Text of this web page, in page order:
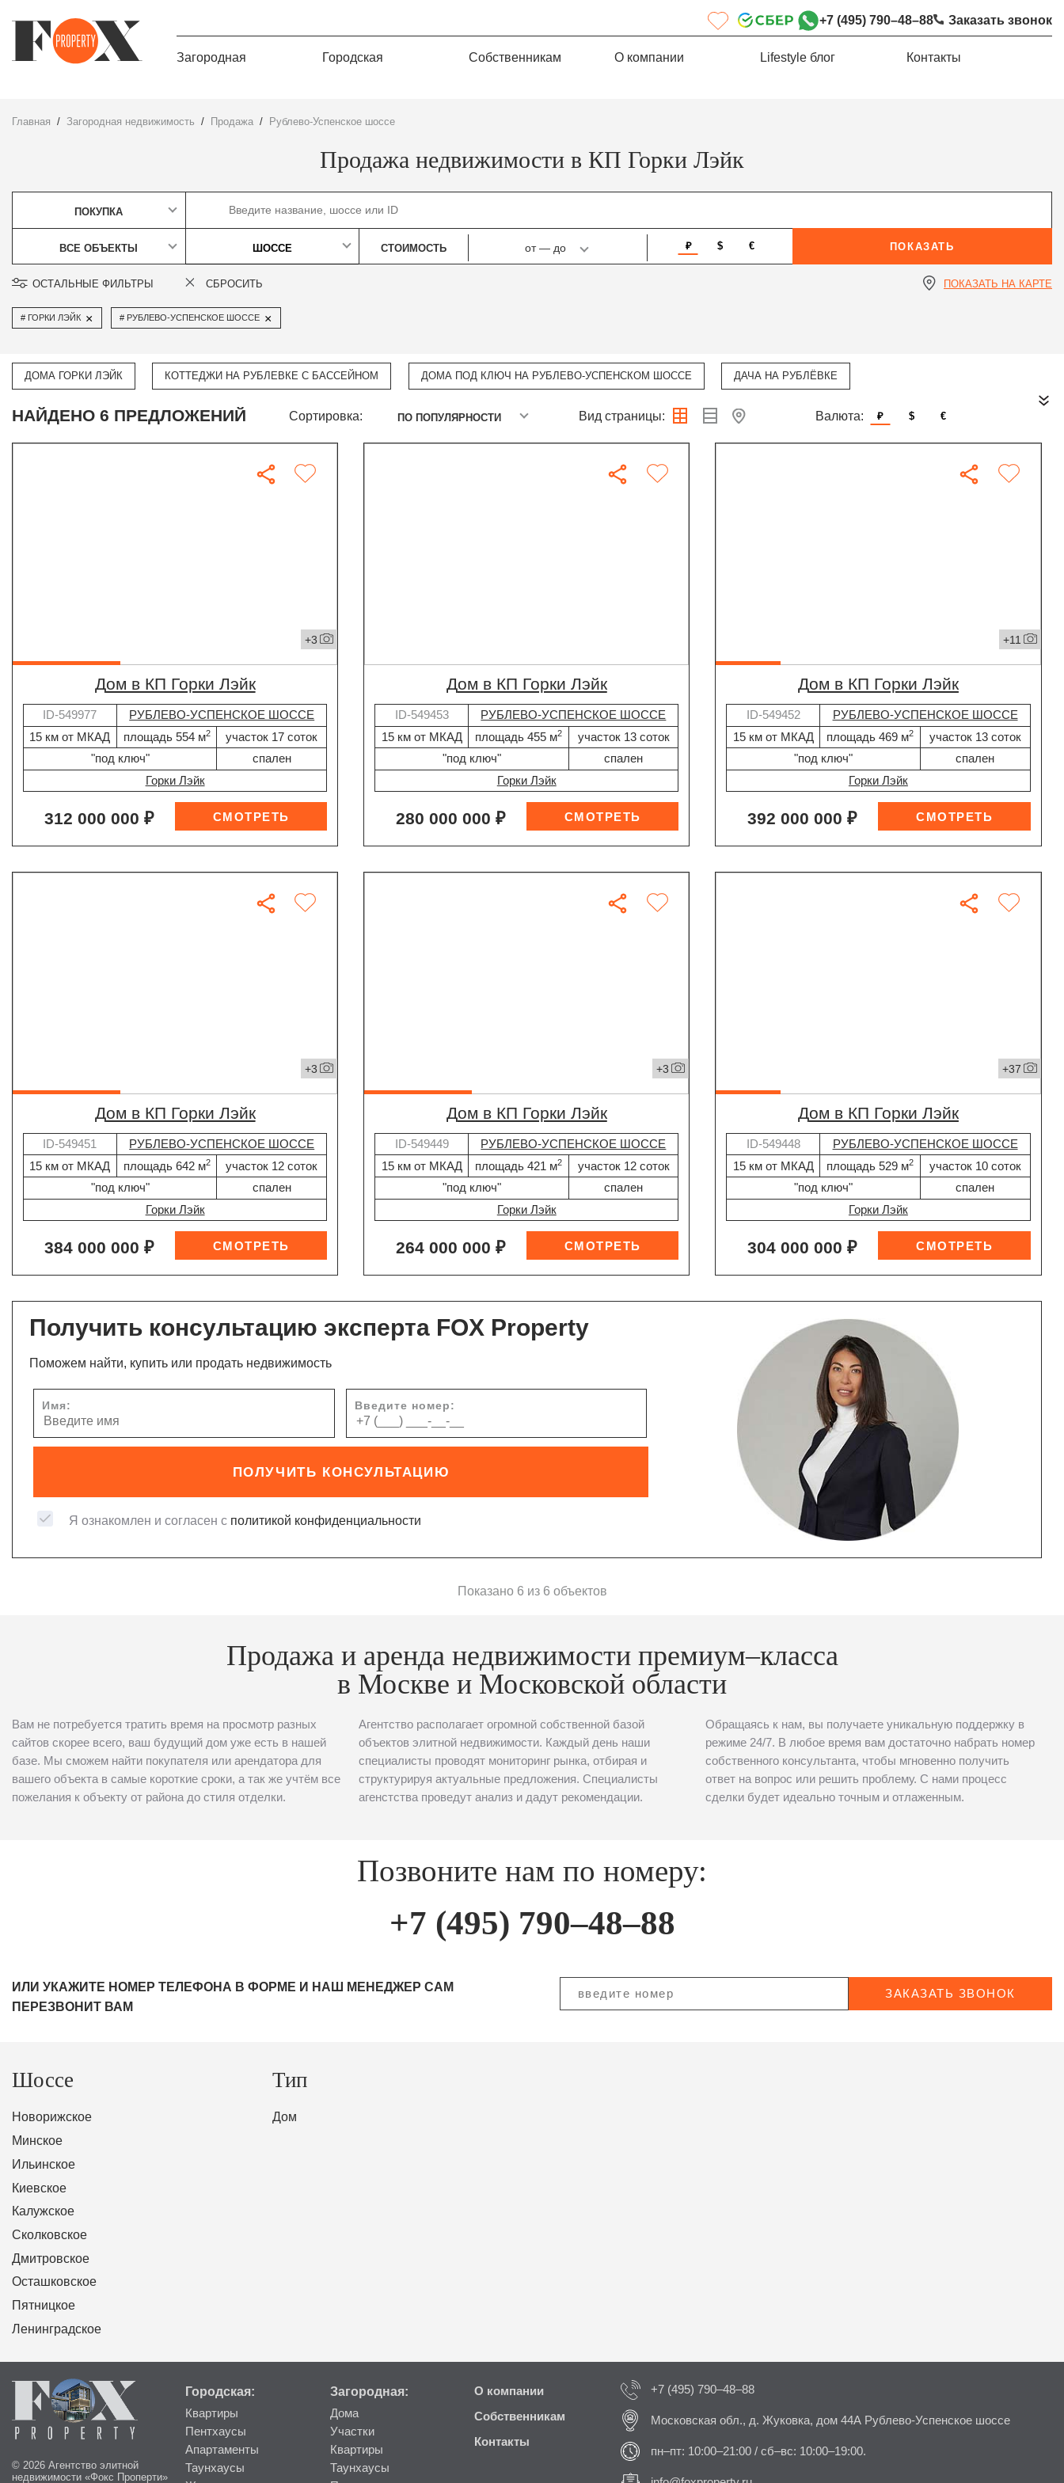
+7 (495) 790–48–88 Заказать звонок
Загородная Городская Собственникам О компании Lifestyle блог Контакты
Главная Загородная недвижимость Продажа Рублево-Успенское шоссе
Продажа недвижимости в КП Горки Лэйк
ПОКУПКА
ВСЕ ОБЪЕКТЫ ШОССЕ СТОИМОСТЬ от—до ₽ $ € ПОКАЗАТЬ
ОСТАЛЬНЫЕ ФИЛЬТРЫ СБРОСИТЬ ПОКАЗАТЬ НА КАРТЕ
ГОРКИ ЛЭЙК × РУБЛЕВО-УСПЕНСКОЕ ШОССЕ ×
ДОМА ГОРКИ ЛЭЙК КОТТЕДЖИ НА РУБЛЕВКЕ С БАССЕЙНОМ ДОМА ПОД КЛЮЧ НА РУБЛЕВО-УСПЕНСКОМ ШОССЕ ДАЧА НА РУБЛЁВКЕ
НАЙДЕНО 6 ПРЕДЛОЖЕНИЙ Сортировка: ПО ПОПУЛЯРНОСТИ Вид страницы: Валюта: ₽ $ €
+3
дом в КП Горки Лэйк
ID-549977
РУБЛЕВО-УСПЕНСКОЕ ШОССЕ
15 км от МКАД
площадь 554 м2
участок 17 соток
"под ключ"
спален
Горки Лэйк
312 000 000 ₽
дом в КП Горки Лэйк
ID-549453
РУБЛЕВО-УСПЕНСКОЕ ШОССЕ
15 км от МКАД
площадь 455 м2
участок 13 соток
"под ключ"
спален
Горки Лэйк
280 000 000 ₽
+11
дом в КП Горки Лэйк
ID-549452
РУБЛЕВО-УСПЕНСКОЕ ШОССЕ
15 км от МКАД
площадь 469 м2
участок 13 соток
"под ключ"
спален
Горки Лэйк
392 000 000 ₽
+3
дом в КП Горки Лэйк
ID-549451
РУБЛЕВО-УСПЕНСКОЕ ШОССЕ
15 км от МКАД
площадь 642 м2
участок 12 соток
"под ключ"
спален
Горки Лэйк
384 000 000 ₽
+3
дом в КП Горки Лэйк
ID-549449
РУБЛЕВО-УСПЕНСКОЕ ШОССЕ
15 км от МКАД
площадь 421 м2
участок 12 соток
"под ключ"
спален
Горки Лэйк
264 000 000 ₽
+37
дом в КП Горки Лэйк
ID-549448
РУБЛЕВО-УСПЕНСКОЕ ШОССЕ
15 км от МКАД
площадь 529 м2
участок 10 соток
"под ключ"
спален
Горки Лэйк
304 000 000 ₽
Получить консультацию эксперта FOX Property
Поможем найти, купить или продать недвижимость
Имя: Введите номер:
ПОЛУЧИТЬ КОНСУЛЬТАЦИЮ
Я ознакомлен и согласен с политикой конфиденциальности
Показано 6 из 6 объектов
Продажа и аренда недвижимости премиум–класса
в Москве и Московской области
Вам не потребуется тратить время на просмотр разных
сайтов скорее всего, ваш будущий дом уже есть в нашей
базе. Мы сможем найти покупателя или арендатора для
вашего объекта в самые короткие сроки, а так же учтём все
пожелания к объекту от района до стиля отделки.
Агентство располагает огромной собственной базой
объектов элитной недвижимости. Каждый день наши
специалисты проводят мониторинг рынка, отбирая и
структурируя актуальные предложения. Специалисты
агенстства проведут анализ и дадут рекомендации.
Обращаясь к нам, вы получаете уникальную поддержку в
режиме 24/7. В любое время вам достаточно набрать номер
собственного консультанта, чтобы мгновенно получить
ответ на вопрос или решить проблему. С нами процесс
сделки будет идеально точным и отлаженным.
Позвоните нам по номеру:
+7 (495) 790–48–88
ИЛИ УКАЖИТЕ НОМЕР ТЕЛЕФОНА В ФОРМЕ И НАШ МЕНЕДЖЕР САМ
ПЕРЕЗВОНИТ ВАМ
ЗАКАЗАТЬ ЗВОНОК
Шоссе
Новорижское
Минское
Ильинское
Киевское
Калужское
Сколковское
Дмитровское
Осташковское
Пятницкое
Ленинградское
Тип
Дом
© 2026 Агентство элитной
недвижимости «Фокс Проперти»
Городская:
Квартиры
Пентхаусы
Апартаменты
Таунхаусы
Загородная:
Дома
Участки
Квартиры
Таунхаусы
О компании
Собственникам
Контакты
+7 (495) 790–48–88
Московская обл., д. Жуковка, дом 44А Рублево-Успенское шоссе
пн–пт: 10:00–21:00 / сб–вс: 10:00–19:00.